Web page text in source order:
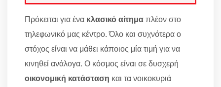
Πρόκειται για ένα κλασικό αίτημαπλέον στο
τηλεφωνικό μας κέντρο. Όλο και συχνότερα ο
στόχος είναι να μάθει κάποιος μία τιμή για να
κινηθεί ανάλογα. Ο κόσμος είναι σε δυσχερή
οικονομική κατάσταση και τα νοικοκυριά